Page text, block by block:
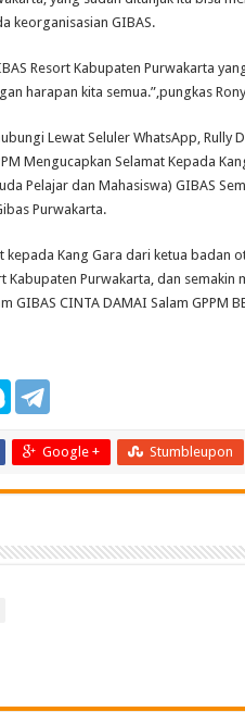
keorganisasian GIBAS.
Resort Kabupaten Purwakarta
harapan kita semua.”,pungkas
Lewat Seluler WhatsApp, Rully
Mengucapkan Selamat Kepada
Pelajar dan Mahasiswa) GIBAS
Purwakarta.
kepada Kang Gara dari ketua badan
Kabupaten Purwakarta, dan
GIBAS CINTA DAMAI Salam GPPM
Google + Stumbleupon